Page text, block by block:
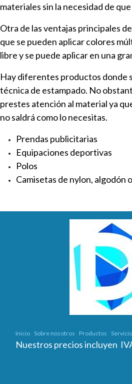
materiales sin la necesidad de
Otra de las ventajas principales
que se pueden aplicar colores
libre y se puede aplicar en una
Hay diferentes productos donde
técnica de estampado. No
prestes atención al material ya
no saldrá como lo necesitas.
Prendas publicitarias
Equipaciones deportivas
Polos
Camisetas de nylon, algodón
Inicio Sobre nosotros Productos
Nuestros precios incluyen